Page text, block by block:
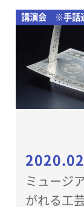
講演会 ※手話
ミュージ
がれる工